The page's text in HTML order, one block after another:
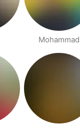
Mohammad